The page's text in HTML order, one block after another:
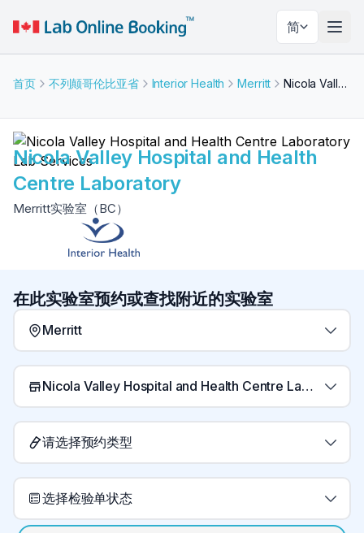
简
切换
首页 不列颠哥伦比亚省 Interior Health Merritt Nicola Valley Hospital and Health Centre Laboratory
Nicola Valley Hospital and Health
Centre Laboratory
Merritt实验室（BC）
在此实验室预约或查找附近的实验室
Merritt
Nicola Valley Hospital and Health Centre Laboratory
请选择预约类型
选择检验单状态